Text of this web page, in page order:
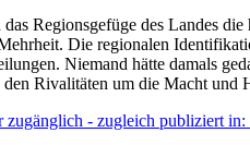
Regionsgefüge des Landes
Die regionalen
Niemand hätte damals
Rivalitäten um die Macht und
- zugleich publiziert